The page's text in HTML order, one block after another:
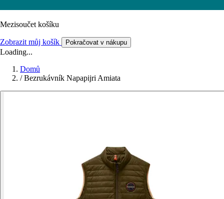
Mezisoučet košíku
Zobrazit můj košík Pokračovat v nákupu
Loading...
Domů
/ Bezrukávník Napapijri Amiata